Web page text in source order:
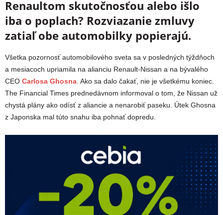
Renaultom skutočnosťou alebo išlo
iba o poplach? Rozviazanie zmluvy
zatiaľ obe automobilky popierajú.
Všetka pozornosť automobilového sveta sa v posledných týždňoch
a mesiacoch upriamila na alianciu Renault-Nissan a na bývalého
CEO Carlosa Ghosna . Ako sa dalo čakať, nie je všetkému koniec.
The Financial Times prednedávnom informoval o tom, že Nissan už
chystá plány ako odísť z aliancie a nenarobiť paseku. Útek Ghosna
z Japonska mal túto snahu iba pohnať dopredu.